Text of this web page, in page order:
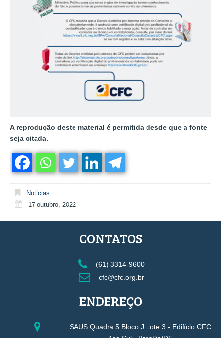
A reprodução deste material é permitida desde que a fonte
seja citada.
Notícias
17 outubro, 2022
CONTATOS
(61) 3314-9600
cfc@cfc.org.br
ENDEREÇO
SAUS Quadra 5 Bloco J Lote 3 - Edifício CFC